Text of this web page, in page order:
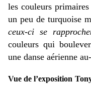
les couleurs
un peu de turquoise
ceux-ci se
couleurs qui
une danse aérienne
Vue de l’exposition